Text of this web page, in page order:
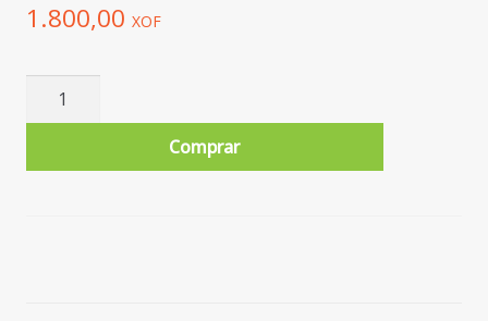
1.800,00 XOF
Quantidade
Crackers
Comprar